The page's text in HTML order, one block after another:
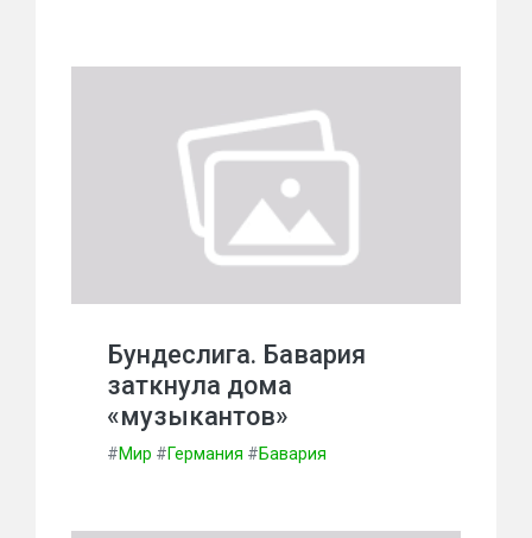
Бундеслига. Бавария
заткнула дома
«музыкантов»
#Мир #Германия #Бавария